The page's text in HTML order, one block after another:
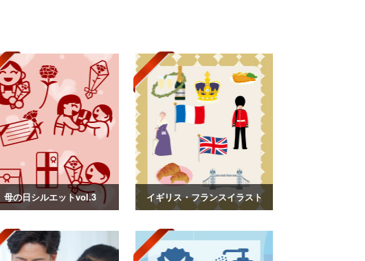
母の日シルエットvol.3 イギリス・フランスイラスト